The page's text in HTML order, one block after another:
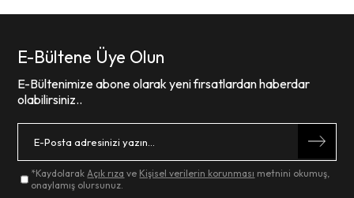
E-Bültene Üye Olun
E-Bültenimize abone olarak yeni fırsatlardan haberdar
olabilirsiniz..
*KaydolarakAçık rıza ve Kişisel verilerin korunması metnini okumuş,
onaylamış olursunuz.